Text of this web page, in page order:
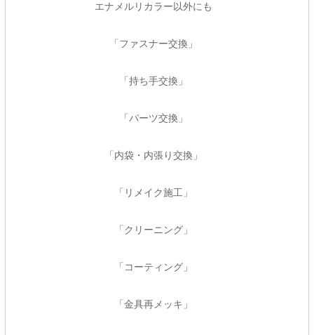
エナメルリカラー以外にも
「ファスナー交換」
「持ち手交換」
「パーツ交換」
「内袋・内張り交換」
「リメイク施工」
「クリーニング」
「コーティング」
「金具再メッキ」